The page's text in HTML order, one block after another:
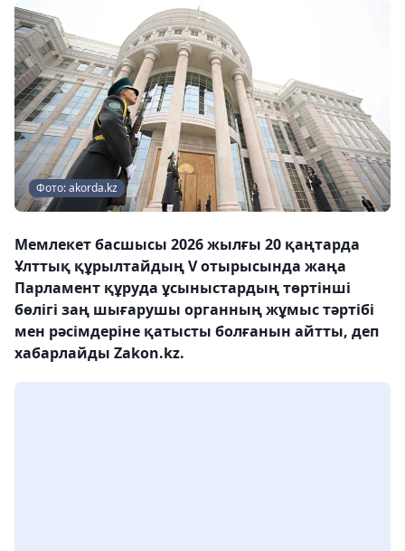
Фото: akorda.kz
Мемлекет басшысы 2026 жылғы 20 қаңтарда
Ұлттық құрылтайдың V отырысында жаңа
Парламент құруда ұсыныстардың төртінші
бөлігі заң шығарушы органның жұмыс тәртібі
мен рәсімдеріне қатысты болғанын айтты, деп
хабарлайды Zakon.kz.